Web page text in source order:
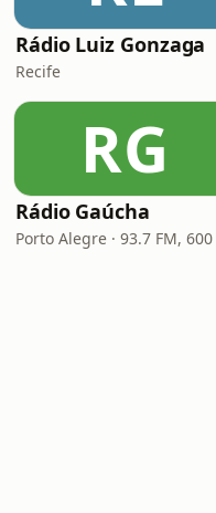
Rádio Luiz Gonzaga
Recife
RG
Rádio Gaúcha